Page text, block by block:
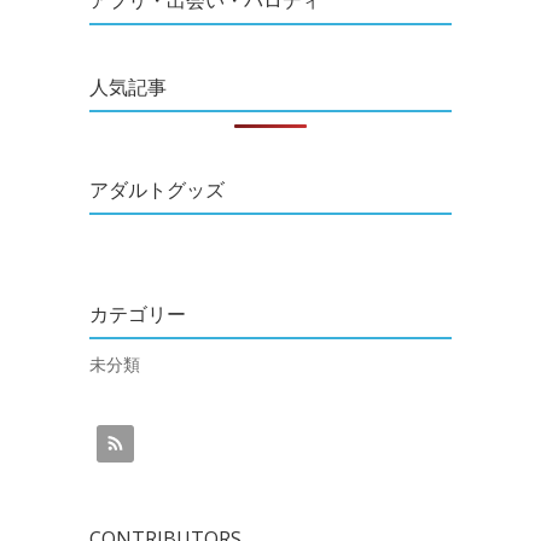
人気記事
アダルトグッズ
カテゴリー
未分類